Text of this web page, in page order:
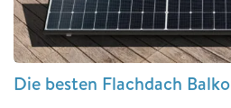
Die besten Flachdach